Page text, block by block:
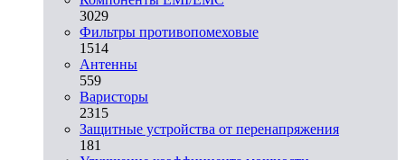
3029
Фильтры противопомеховые
1514
Антенны
559
Варисторы
2315
Защитные устройства от перенапряжения
181